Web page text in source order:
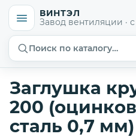
ВИНТЭЛ
Завод вентиляции · с
Поиск по каталогу…
Заглушка
200
сталь 0,7 мм)